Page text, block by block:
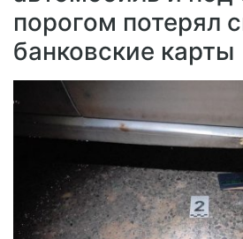
порогом потерял
банковские карты